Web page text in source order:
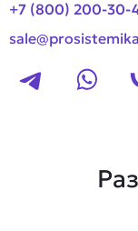
+7 (800) 200-30-